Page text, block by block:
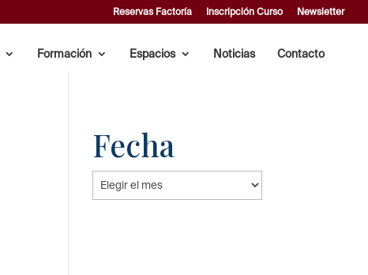
Reservas Factoría Inscripción Curso Newsletter
Formación Espacios Noticias Contacto
Fecha
Fecha